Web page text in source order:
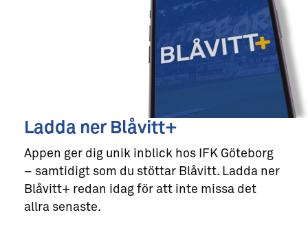
Ladda ner Blåvitt+
Appen ger dig unik inblick hos IFK Göteborg
– samtidigt som du stöttar Blåvitt. Ladda ner
Blåvitt+ redan idag för att inte missa det
allra senaste.